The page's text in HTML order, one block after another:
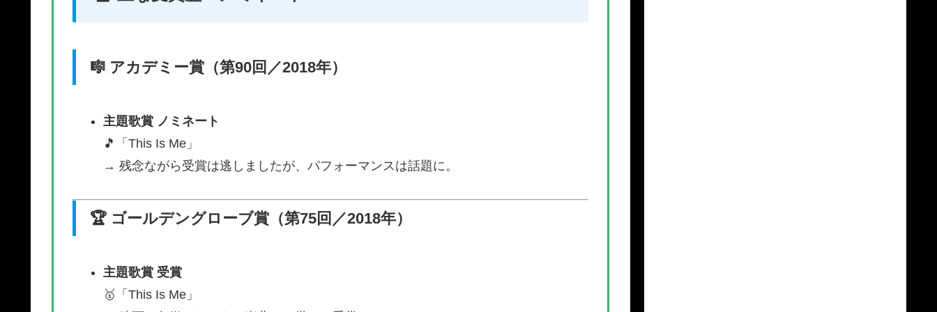
🎼 アカデミー賞（第90回／2018年）
主題歌賞 ノミネート
🎵「This Is Me」
→ 残念ながら受賞は逃しましたが、パフォーマンスは話題に。
🏆 ゴールデングローブ賞（第75回／2018年）
主題歌賞 受賞
🥇「This Is Me」